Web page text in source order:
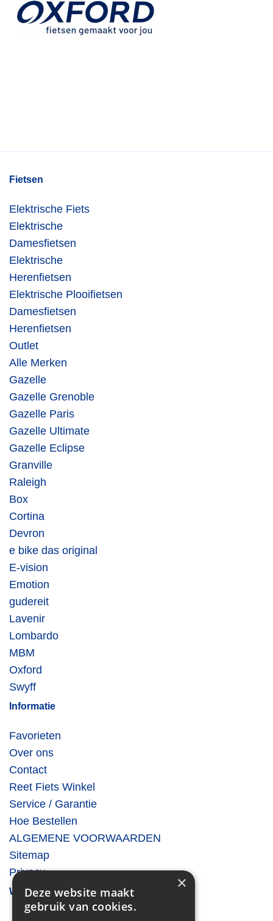
Fietsen
Elektrische Fiets
Elektrische
Damesfietsen
Elektrische
Herenfietsen
Elektrische Plooifietsen
Damesfietsen
Herenfietsen
Outlet
Alle Merken
Gazelle
Gazelle Grenoble
Gazelle Paris
Gazelle Ultimate
Gazelle Eclipse
Granville
Raleigh
Box
Cortina
Devron
e bike das original
E-vision
Emotion
gudereit
Lavenir
Lombardo
MBM
Oxford
Swyff
Informatie
Favorieten
Over ons
Contact
Reet Fiets Winkel
Service / Garantie
Hoe Bestellen
ALGEMENE VOORWAARDEN
Sitemap
Privacy
Winkelinformatie ×
Deze website maakt
gebruik van cookies.